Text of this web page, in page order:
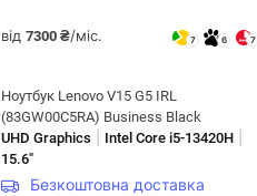
від7300 ₴/міс. 7 6 7
Ноутбук Lenovo V15 G5 IRL
(83GW00C5RA) Business Black
UHD Graphics
Intel Core i5-13420H
15.6"
Безкоштовна доставка